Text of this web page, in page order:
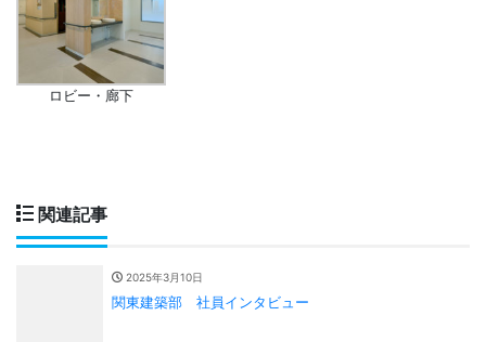
ロビー・廊下
関連記事
2025年3月10日
関東建築部 社員インタビュー